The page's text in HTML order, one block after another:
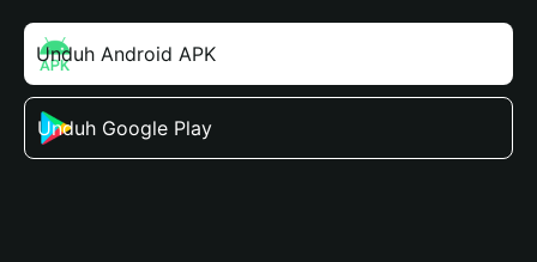
Unduh Android APK
Unduh Google Play